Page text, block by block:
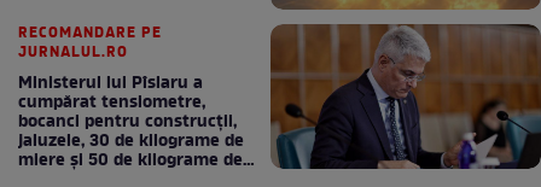
RECOMANDARE PE
JURNALUL.RO
Ministerul lui Pîslaru a
cumpărat tensiometre,
bocanci pentru construcții,
jaluzele, 30 de kilograme de
miere și 50 de kilograme de